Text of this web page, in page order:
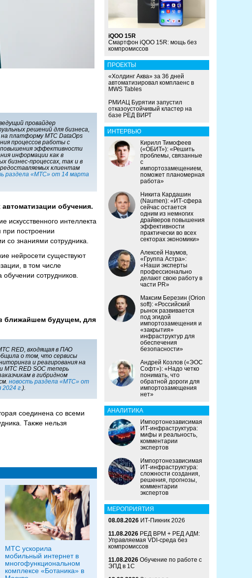
провайдер
решений для бизнеса,
на платформу МТС DataOps
процессов работы с
эффективности
информации как в
бизнес-процессах, так и в
клиентам
раздела «МТС» от 14 марта
обучения.
интеллекта
построении
со знаниями сотрудника.
нейросети существуют
в том числе
сотрудников.
ближайшем будущем, для
RED, входящая в ПАО
о том, что сервисы
и реагирования на
МТС RED SOC теперь
в гибридном
новость раздела «МТС» от
2024 г.).
соединена со всеми
Также нельзя
МТС ускорила
мобильный интернет в
многофункциональном
комплексе «Ботаника» в
iQOO 15R
Смартфон iQOO 15R: мощь без
компромиссов
ПРОЕКТЫ
«Холдинг Аква» за 36 дней
автоматизировал комплаенс в
MWS Tables
РМИАЦ Бурятии запустил
отказоустойчивый кластер на
базе РЕД ВИРТ
ИНТЕРВЬЮ
Кирилл Тимофеев
(«ОБИТ»): «Решить
проблемы, связанные
с
импортозамещением,
поможет планомерная
работа»
Никита Кардашин
(Naumen): «ИТ-сфера
сейчас остается
одним из немногих
драйверов повышения
эффективности
практически во всех
секторах экономики»
Алексей Наумов,
«Группа Астра»:
«Наши эксперты
профессионально
делают свою работу в
части PR»
Максим Березин (Orion
soft): «Российский
рынок развивается
под эгидой
импортозамещения и
«закрытия»
инфраструктур для
обеспечения
безопасности»
Андрей Козлов («ЭОС
Софт»): «Надо четко
понимать, что
обратной дороги для
импортозамещения
нет»
АНАЛИТИКА
Импортонезависимая
ИТ-инфраструктура:
мифы и реальность,
комментарии
экспертов
Импортонезависимая
ИТ-инфраструктура:
сложности создания,
решения, прогнозы,
комментарии
экспертов
МЕРОПРИЯТИЯ
08.08.2026 ИТ-Пикник 2026
11.08.2026 РЕД ВРМ + РЕД АДМ:
Управляемая VDI-среда без
компромиссов
11.08.2026 Обучение по работе с
ЭПД в 1С